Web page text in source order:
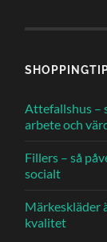
Attefallshus –
arbete och
Fillers – så
socialt
Märkeskläder
kvalitet